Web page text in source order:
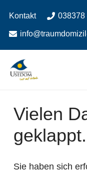
Inhalt
springen
Navigation
springen
Kontakt 038378
Vielen
geklappt.
Sie haben sich